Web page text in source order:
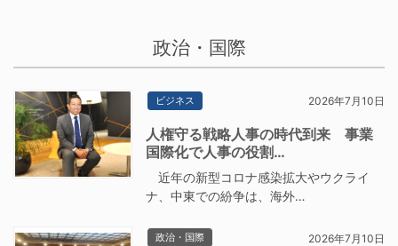
政治・国際
ビジネス 2026年7月10日
人権守る戦略人事の時代到来 事業
国際化で人事の役割…
近年の新型コロナ感染拡大やウクライ
ナ、中東での紛争は、海外…
政治・国際 2026年7月10日